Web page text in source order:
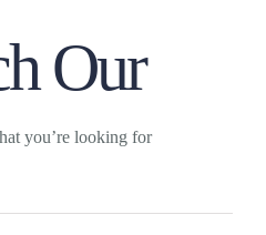
Our
you’re looking for